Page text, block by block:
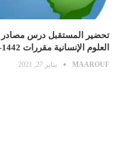
تحضير المستقبل درس مصادر
العلوم الإنسانية مقررات 1442-2021
MAAROUF يناير 27, 2021